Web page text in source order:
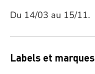
Du 14/03 au 15/11.
Labels et marques